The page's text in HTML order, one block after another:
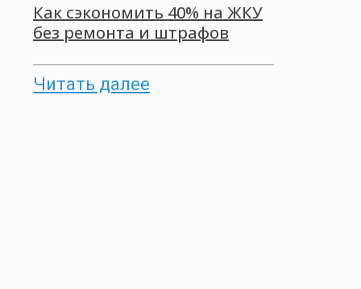
Как сэкономить 40% на ЖКУ
без ремонта и штрафов
Читать далее